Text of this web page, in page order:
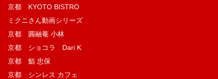
京都 KYOTO BISTRO
ミクニさん動画シリーズ
京都 圓融菴 小林
京都 ショコラ Dari K
京都 鮨 忠保
京都 シンレス カフェ